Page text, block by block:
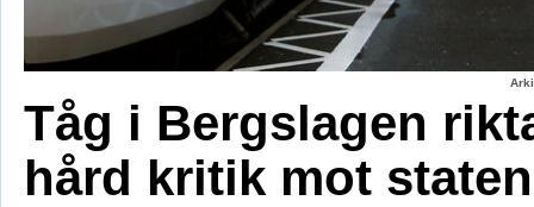
Tåg i Bergslagen
hård kritik mot staten